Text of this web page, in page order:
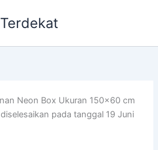
Neon Box Ukuran 150×60 cm
pada tanggal 19 Juni